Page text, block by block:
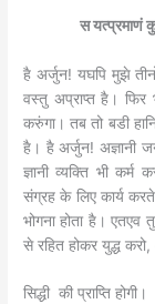
स यत्प्रमाणं कुरुते
है अर्जुन! यघपि मुझे
वस्तु अप्राप्त है। फिर
करुंगा। तब तो बडी
है। है अर्जुन! अज्ञानी
ज्ञानी व्यक्ति भी
संग्रह के लिए कार्य
भोगना होता है।
से रहित होकर युद्ध
सिद्धी की प्राप्ति होगी।